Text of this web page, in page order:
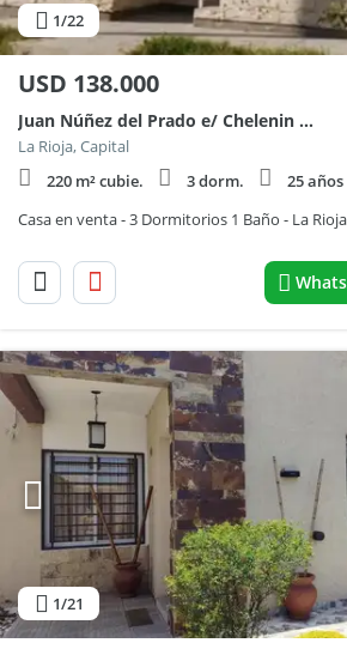
1/22
USD 138.000
Juan Núñez del Prado e/ Chelenin y Alfonso de Barraza
La Rioja, Capital
220 m² cubie.
3 dorm.
25 años
Casa en venta - 3 Dormitorios 1 Baño - La Rioja
1/21